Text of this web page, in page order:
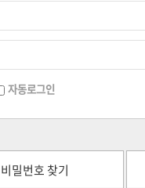
자동로그인
비밀번호 찾기